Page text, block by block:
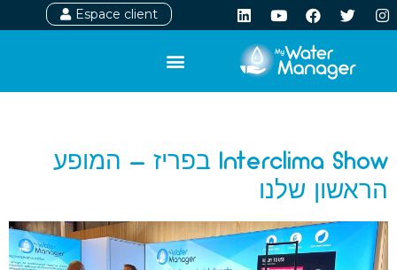
Espace client
Interclima Show בפריז – המופע
הראשון שלנו